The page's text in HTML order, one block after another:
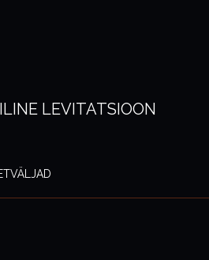
LEVITATSIOON